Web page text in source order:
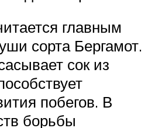
главным
сорта Бергамот.
сок из
побегов. В
борьбы